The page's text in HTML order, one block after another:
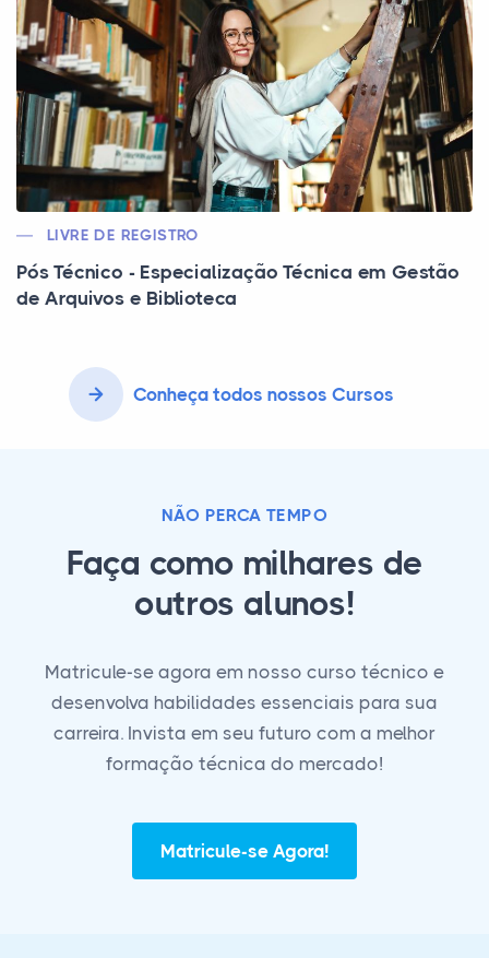
LIVRE DE REGISTRO
Pós Técnico - Especialização Técnica em Gestão
de Arquivos e Biblioteca
Conheça todos nossos Cursos
NÃO PERCA TEMPO
Faça como milhares de
outros alunos!
Matricule-se agora em nosso curso técnico e
desenvolva habilidades essenciais para sua
carreira. Invista em seu futuro com a melhor
formação técnica do mercado!
Matricule-se Agora!